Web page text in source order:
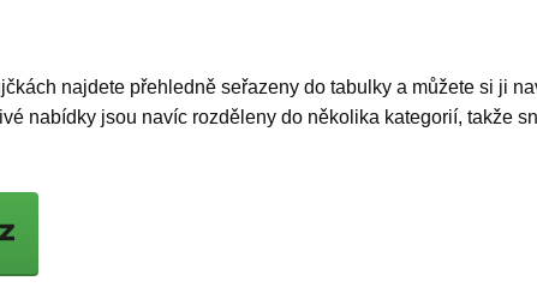
najdete přehledně seřazeny do tabulky a můžete si ji
nabídky jsou navíc rozděleny do několika kategorií, takže